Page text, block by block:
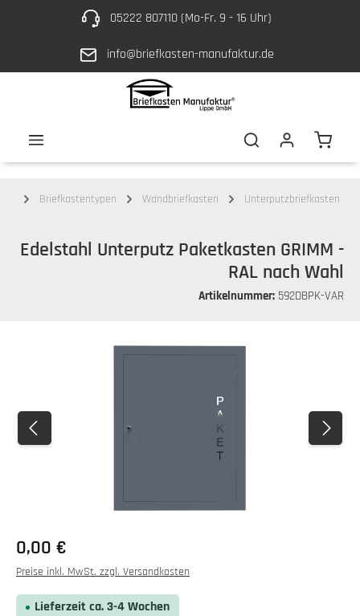
Zum Hauptinhalt springen05222 807110 (Mo-Fr. 9 - 16 Uhr)
info@briefkasten-manufaktur.de
Briefkastentypen Wandbriefkasten Unterputzbriefkasten
Edelstahl Unterputz Paketkasten GRIMM -
RAL nach Wahl
Artikelnummer: 592DBPK-VAR
Bildergalerie überspringen
0,00 €
Preise inkl. MwSt. zzgl. Versandkosten
Lieferzeit ca. 3-4 Wochen